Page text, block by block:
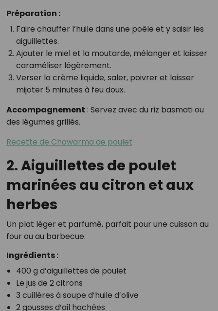
Préparation :
Faire chauffer l’huile dans une poêle et y saisir les
aiguillettes.
Ajouter le miel et la moutarde, mélanger et laisser
caraméliser légèrement.
Verser la crème liquide, saler, poivrer et laisser
mijoter 5 minutes à feu doux.
Accompagnement : Servez avec du riz basmati ou
des légumes grillés.
Recette de Chawarma de poulet
2. Aiguillettes de poulet
marinées au citron et aux
herbes
Un plat léger et parfumé, parfait pour une cuisson au
four ou au barbecue.
Ingrédients :
400 g d’aiguillettes de poulet
Le jus de 2 citrons
3 cuillères à soupe d’huile d’olive
2 gousses d’ail hachées